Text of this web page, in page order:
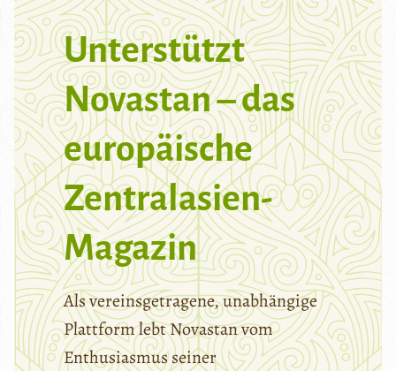
Unterstützt
Novastan – das
europäische
Zentralasien-
Magazin
Als vereinsgetragene, unabhängige
Plattform lebt Novastan vom
Enthusiasmus seiner